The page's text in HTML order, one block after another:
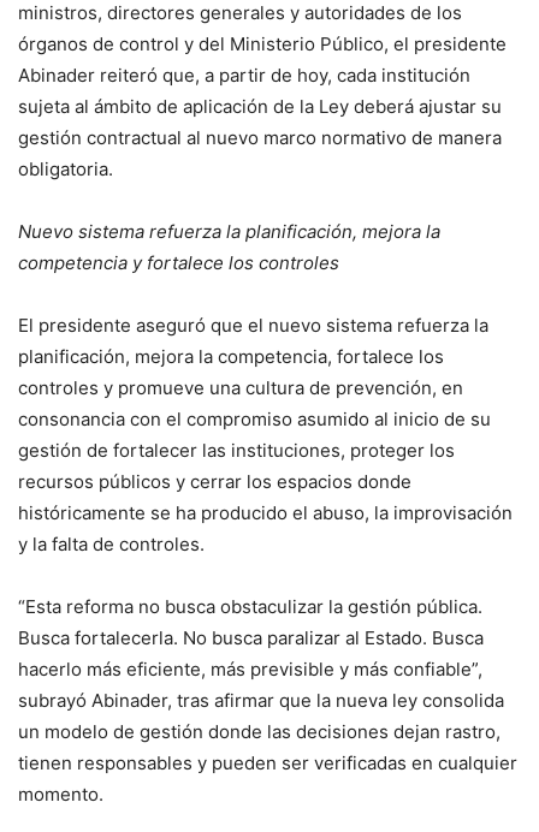
ministros, directores generales y autoridades de los
órganos de control y del Ministerio Público, el presidente
Abinader reiteró que, a partir de hoy, cada institución
sujeta al ámbito de aplicación de la Ley deberá ajustar su
gestión contractual al nuevo marco normativo de manera
obligatoria.
Nuevo sistema refuerza la planificación, mejora la
competencia y fortalece los controles
El presidente aseguró que el nuevo sistema refuerza la
planificación, mejora la competencia, fortalece los
controles y promueve una cultura de prevención, en
consonancia con el compromiso asumido al inicio de su
gestión de fortalecer las instituciones, proteger los
recursos públicos y cerrar los espacios donde
históricamente se ha producido el abuso, la improvisación
y la falta de controles.
“Esta reforma no busca obstaculizar la gestión pública.
Busca fortalecerla. No busca paralizar al Estado. Busca
hacerlo más eficiente, más previsible y más confiable”,
subrayó Abinader, tras afirmar que la nueva ley consolida
un modelo de gestión donde las decisiones dejan rastro,
tienen responsables y pueden ser verificadas en cualquier
momento.